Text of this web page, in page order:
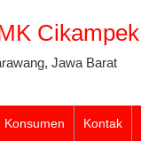
Cikampek
Jawa Barat
Konsumen Kontak